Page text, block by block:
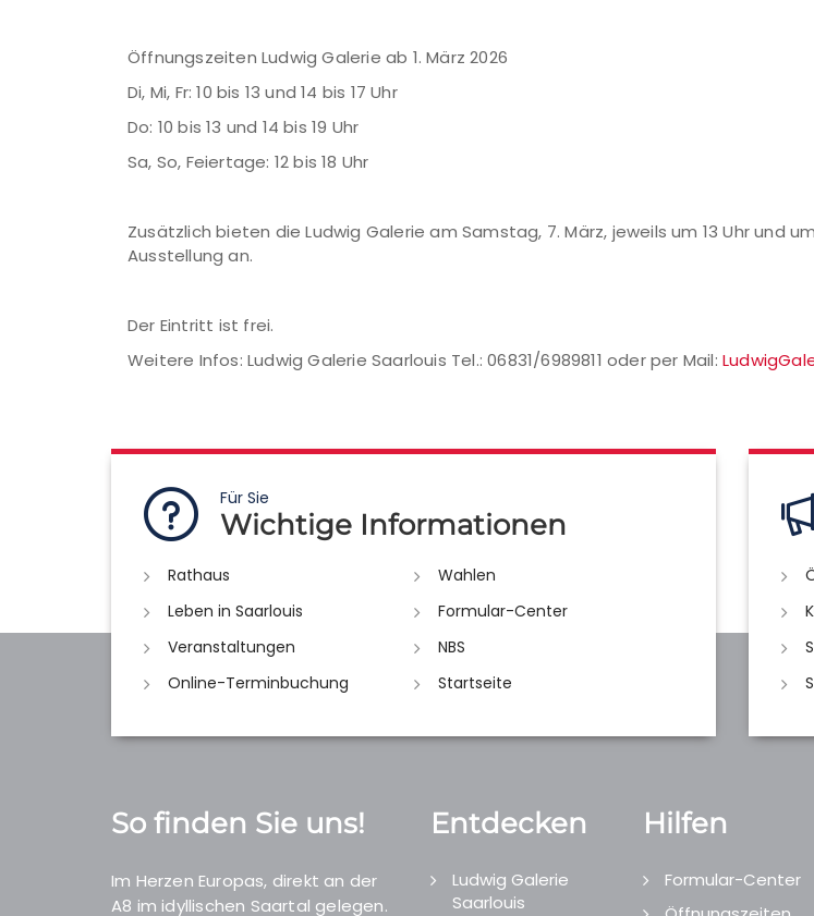
Öffnungszeiten Ludwig Galerie ab 1. März 2026
Di, Mi, Fr: 10 bis 13 und 14 bis 17 Uhr
Do: 10 bis 13 und 14 bis 19 Uhr
Sa, So, Feiertage: 12 bis 18 Uhr
Zusätzlich bieten die Ludwig Galerie am Samstag, 7. März, jeweils um 13 Uhr und
Ausstellung an.
Der Eintritt ist frei.
Weitere Infos: Ludwig Galerie Saarlouis Tel.: 06831/6989811 oder per Mail:
Für Sie
Wichtige Informationen
Rathaus
Wahlen
Leben in Saarlouis
Formular-Center
Veranstaltungen
NBS
Online-Terminbuchung
Startseite
So finden Sie uns!
Im Herzen Europas, direkt an der
A8 im idyllischen Saartal gelegen.
Entdecken
Ludwig Galerie
Saarlouis
Hilfen
Formular-Center